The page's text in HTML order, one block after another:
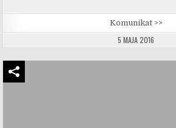
Komunikat >>
5 MAJA 2016